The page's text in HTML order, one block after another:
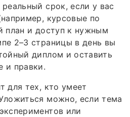
срок, если у вас
курсовые по
план и доступ к нужным
2–3 страницы в день вы
диплом и оставить
и правки.
для тех, кто умеет
можно, если тема
или